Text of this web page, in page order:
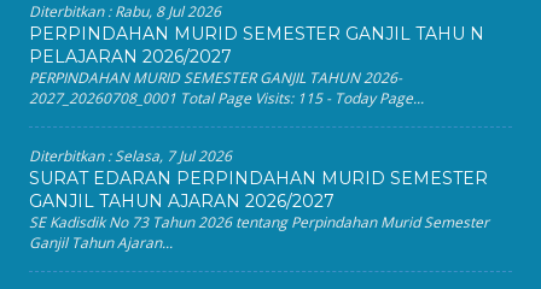
Diterbitkan :Rabu, 8 Jul 2026
PERPINDAHAN MURID SEMESTER GANJIL TAHU N
PELAJARAN 2026/2027
PERPINDAHAN MURID SEMESTER GANJIL TAHUN 2026-
2027_20260708_0001 Total Page Visits: 115 - Today Page...
Diterbitkan :Selasa, 7 Jul 2026
SURAT EDARAN PERPINDAHAN MURID SEMESTER
GANJIL TAHUN AJARAN 2026/2027
SE Kadisdik No 73 Tahun 2026 tentang Perpindahan Murid Semester
Ganjil Tahun Ajaran...